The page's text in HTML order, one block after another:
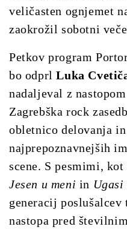
veličasten ognjemet
zaokrožil sobotni
Petkov program
bo odprlLuka
nadaljeval z
Zagrebška rock
obletnico delovanja
najprepoznavnejših
scene. S pesmimi,
Jesen u meni in Ugasi
generacij poslušalcev
nastopa pred